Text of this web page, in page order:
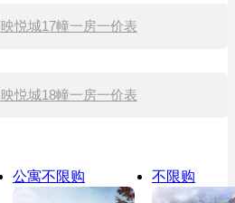
悦城17幢一房一价表
悦城18幢一房一价表
公寓不限购 不限购